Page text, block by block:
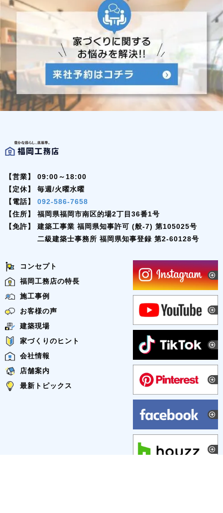
【営業】
09:00～18:00
【定休】
毎週/火曜水曜
【電話】
092-586-7658
【住所】
福岡県福岡市南区的場2丁目36番1号
【免許】
建築工事業 福岡県知事許可 (般-7) 第105025号
二級建築士事務所 福岡県知事登録 第2-60128号
コンセプト
福岡工務店の特長
施工事例
お客様の声
建築現場
家づくりのヒント
会社情報
店舗案内
最新トピックス